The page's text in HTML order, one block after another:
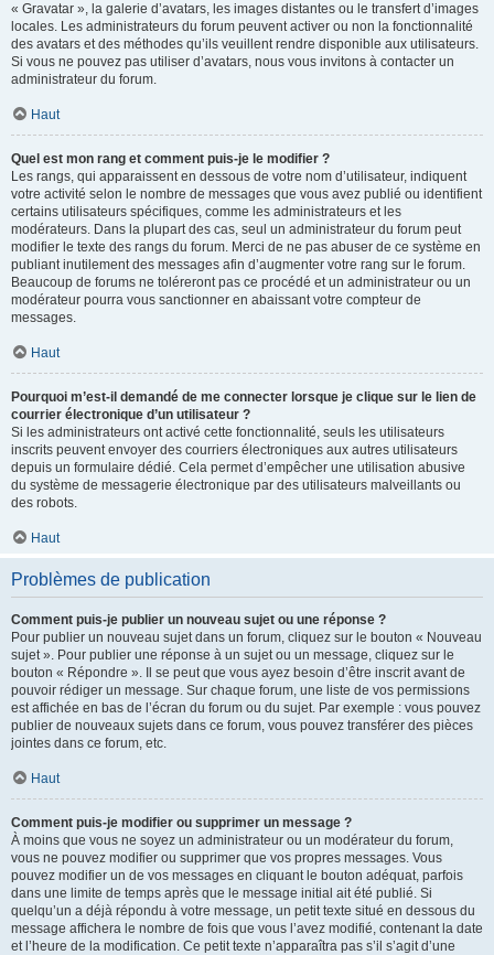
« Gravatar », la galerie d’avatars, les images distantes ou le transfert d’images
locales. Les administrateurs du forum peuvent activer ou non la fonctionnalité
des avatars et des méthodes qu’ils veuillent rendre disponible aux utilisateurs.
Si vous ne pouvez pas utiliser d’avatars, nous vous invitons à contacter un
administrateur du forum.
Haut
Quel est mon rang et comment puis-je le modifier ?
Les rangs, qui apparaissent en dessous de votre nom d’utilisateur, indiquent
votre activité selon le nombre de messages que vous avez publié ou identifient
certains utilisateurs spécifiques, comme les administrateurs et les
modérateurs. Dans la plupart des cas, seul un administrateur du forum peut
modifier le texte des rangs du forum. Merci de ne pas abuser de ce système en
publiant inutilement des messages afin d’augmenter votre rang sur le forum.
Beaucoup de forums ne toléreront pas ce procédé et un administrateur ou un
modérateur pourra vous sanctionner en abaissant votre compteur de
messages.
Haut
Pourquoi m’est-il demandé de me connecter lorsque je clique sur le lien de
courrier électronique d’un utilisateur ?
Si les administrateurs ont activé cette fonctionnalité, seuls les utilisateurs
inscrits peuvent envoyer des courriers électroniques aux autres utilisateurs
depuis un formulaire dédié. Cela permet d’empêcher une utilisation abusive
du système de messagerie électronique par des utilisateurs malveillants ou
des robots.
Haut
Problèmes de publication
Comment puis-je publier un nouveau sujet ou une réponse ?
Pour publier un nouveau sujet dans un forum, cliquez sur le bouton « Nouveau
sujet ». Pour publier une réponse à un sujet ou un message, cliquez sur le
bouton « Répondre ». Il se peut que vous ayez besoin d’être inscrit avant de
pouvoir rédiger un message. Sur chaque forum, une liste de vos permissions
est affichée en bas de l’écran du forum ou du sujet. Par exemple : vous pouvez
publier de nouveaux sujets dans ce forum, vous pouvez transférer des pièces
jointes dans ce forum, etc.
Haut
Comment puis-je modifier ou supprimer un message ?
À moins que vous ne soyez un administrateur ou un modérateur du forum,
vous ne pouvez modifier ou supprimer que vos propres messages. Vous
pouvez modifier un de vos messages en cliquant le bouton adéquat, parfois
dans une limite de temps après que le message initial ait été publié. Si
quelqu’un a déjà répondu à votre message, un petit texte situé en dessous du
message affichera le nombre de fois que vous l’avez modifié, contenant la date
et l’heure de la modification. Ce petit texte n’apparaîtra pas s’il s’agit d’une